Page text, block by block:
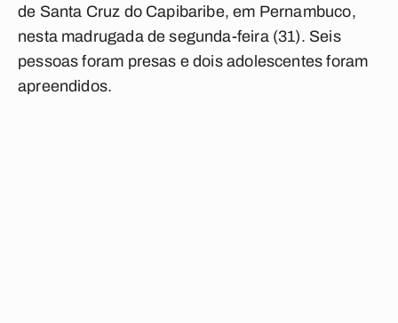
de Santa Cruz do Capibaribe, em Pernambuco,
nesta madrugada de segunda-feira (31). Seis
pessoas foram presas e dois adolescentes foram
apreendidos.